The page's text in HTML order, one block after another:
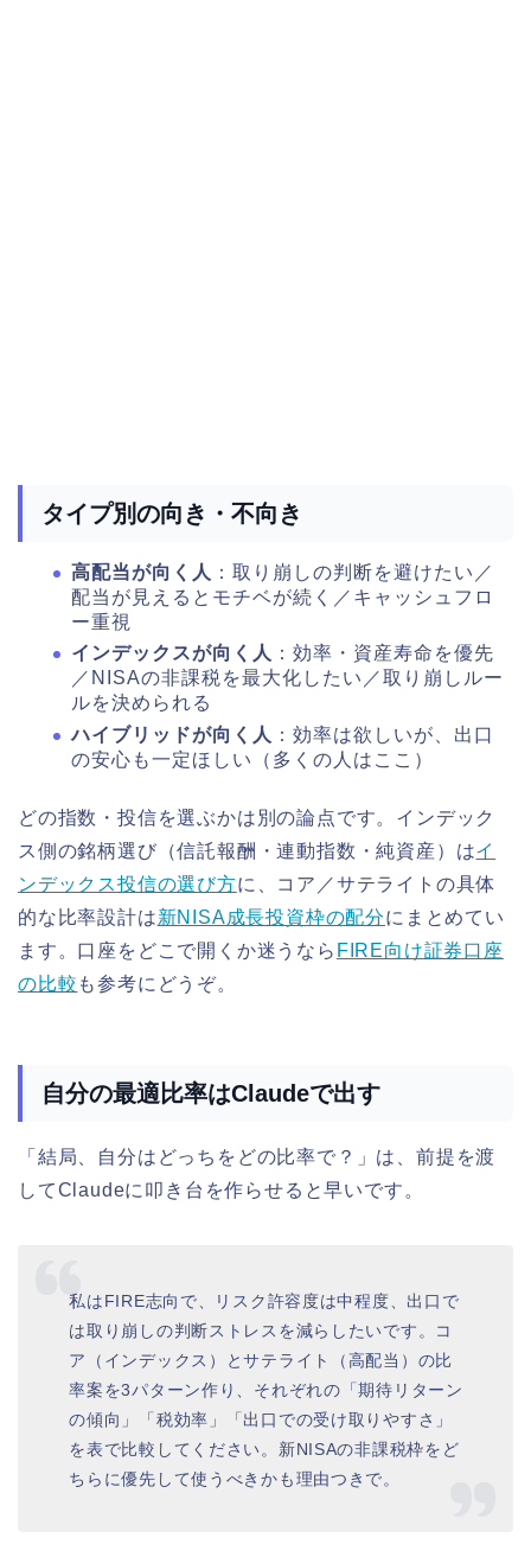
タイプ別の向き・不向き
高配当が向く人 ：取り崩しの判断を避けたい／
配当が見えるとモチベが続く／キャッシュフロ
ー重視
インデックスが向く人 ：効率・資産寿命を優先
／NISAの非課税を最大化したい／取り崩しルー
ルを決められる
ハイブリッドが向く人 ：効率は欲しいが、出口
の安心も一定ほしい（多くの人はここ）
どの指数・投信を選ぶかは別の論点です。インデック
ス側の銘柄選び（信託報酬・連動指数・純資産）はイ
ンデックス投信の選び方に、コア／サテライトの具体
的な比率設計は新NISA成長投資枠の配分にまとめてい
ます。口座をどこで開くか迷うなら FIRE向け証券口座
の比較 も参考にどうぞ。
自分の最適比率はClaudeで出す
「結局、自分はどっちをどの比率で？」は、前提を渡
してClaudeに叩き台を作らせると早いです。
私はFIRE志向で、リスク許容度は中程度、出口で
は取り崩しの判断ストレスを減らしたいです。コ
ア（インデックス）とサテライト（高配当）の比
率案を3パターン作り、それぞれの「期待リターン
の傾向」「税効率」「出口での受け取りやすさ」
を表で比較してください。新NISAの非課税枠をど
ちらに優先して使うべきかも理由つきで。